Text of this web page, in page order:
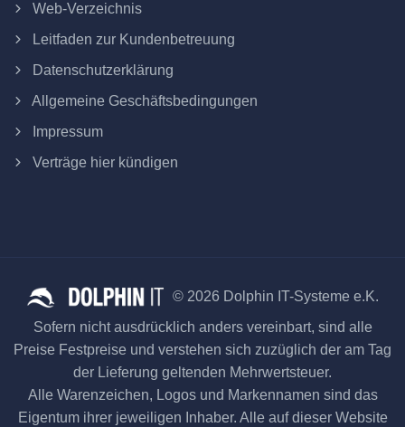
Web-Verzeichnis
Leitfaden zur Kundenbetreuung
Datenschutzerklärung
Allgemeine Geschäftsbedingungen
Impressum
Verträge hier kündigen
© 2026 Dolphin IT-Systeme e.K.
Sofern nicht ausdrücklich anders vereinbart, sind alle
Preise Festpreise und verstehen sich zuzüglich der am Tag
der Lieferung geltenden Mehrwertsteuer.
Alle Warenzeichen, Logos und Markennamen sind das
Eigentum ihrer jeweiligen Inhaber. Alle auf dieser Website